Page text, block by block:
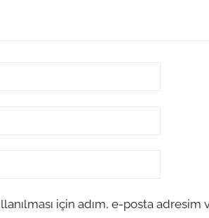
için adım, e-posta adresim